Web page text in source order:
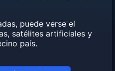
puede verse el
satélites artificiales y
país.